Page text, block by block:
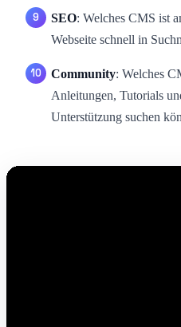
SEO: Welches CMS ist
Webseite schnell in
Community: Welches
Anleitungen, Tutorials
Unterstützung suchen